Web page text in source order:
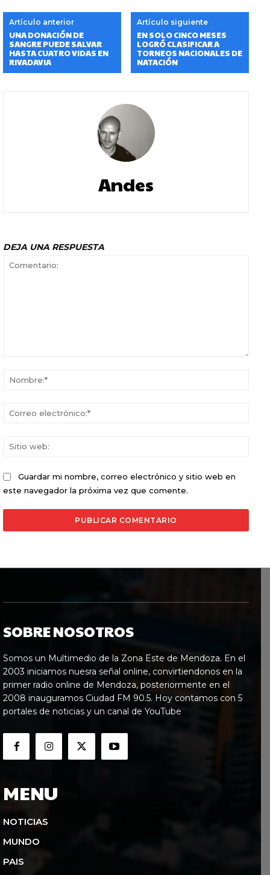
Artículo anterior
UNA DONACIÓN DE
SANGRE PUEDE SALVAR
HASTA CUATRO VIDAS EN
RIVADAVIA
Artículo siguiente
EN SOLO CINCO MESES
LOGRÓ CLASIFICAR A
TORNEOS NACIONALES DE
NATACIÓN
Andes
DEJA UNA RESPUESTA
Guardar mi nombre, correo electrónico y sitio web en
este navegador la próxima vez que comente.
SOBRE NOSOTROS
Somos un Multimedio de la Zona Este de Mendoza. En el
2003 iniciamos nuesra señal online, convirtiendonos en la
primer radio online de Mendoza, posteriormente en el
2008 inauguramos Ciudad FM 90.5. Hoy contamos con 5
portales de noticias y un canal de YouTube
MENU
NOTICIAS
MUNDO
PAIS